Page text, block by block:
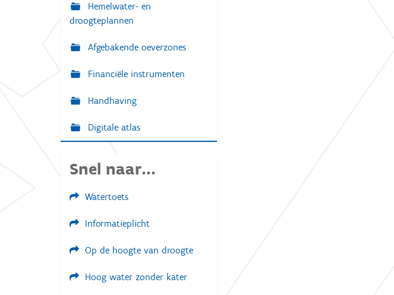
Hemelwater- en
droogteplannen
Afgebakende oeverzones
Financiële instrumenten
Handhaving
Digitale atlas
Snel naar...
Watertoets
Informatieplicht
Op de hoogte van droogte
Hoog water zonder kater